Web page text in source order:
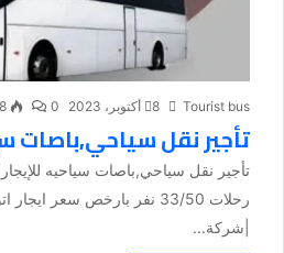
Tourist bus 8 أكتوبر، 2023 0
تأجير نقل سياحي,باصات
|شركة...